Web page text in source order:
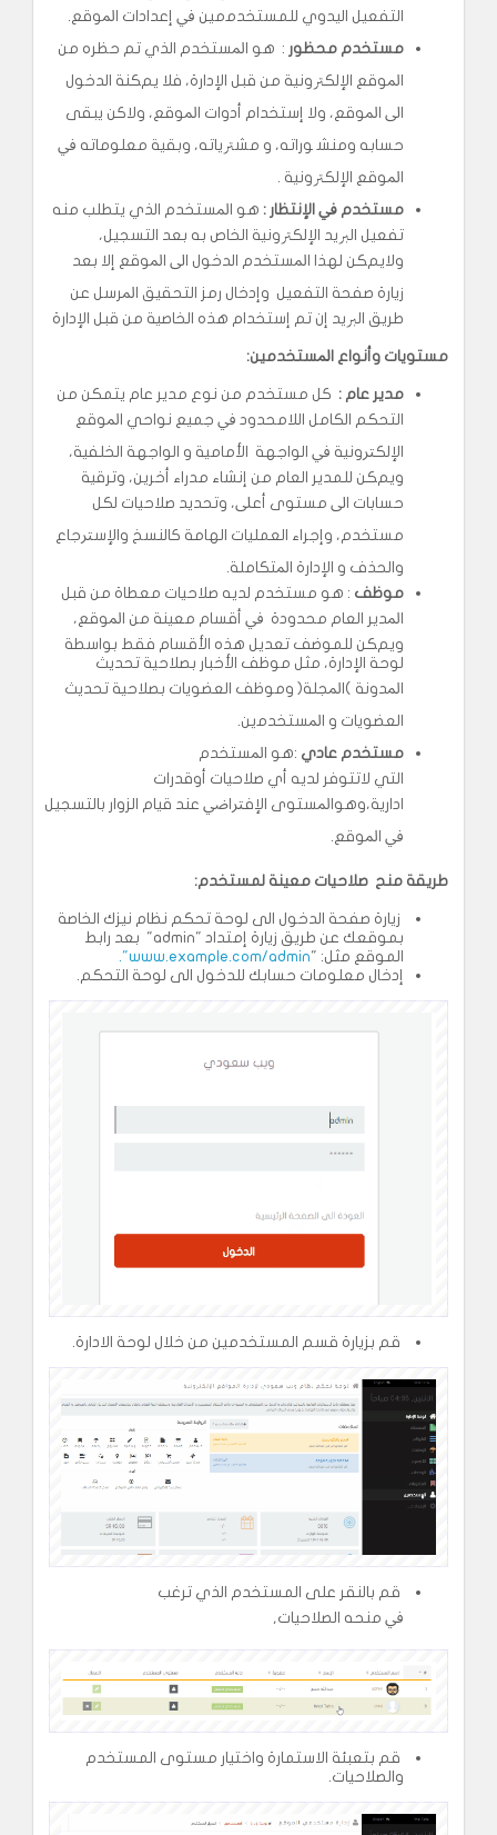
اﻟﺘﻔﻌﻴﻞ اﻟﻴﺪوي ﻟﻠﻤﺴﺘﺨﺪﻣمين ﰲ إﻋﺪادات اﳌﻮﻗﻊ.
ﻣﺴﺘﺨﺪم ﻣﺤﻈﻮر : ﻫﻮ اﳌﺴﺘﺨﺪم اﻟﺬي ﺗﻢ ﺣﻈﺮه ﻣﻦ
اﳌﻮﻗﻊ اﻹﻟﻜﱰونية ﻣﻦ ﻗﺒﻞ اﻹدارة، ﻓﻼ يمﻜﻨﺔ اﻟﺪﺧﻮل
اﱃ اﳌﻮﻗﻊ، وﻻ إﺳﺘﺨﺪام أدوات اﳌﻮﻗﻊ، وﻻﻛﻦ ﻳﺒﻘﻰ
ﺣﺴﺎﺑﻪ وﻣﻨﺸ ﻮراﺗﻪ، و ﻣﺸﱰﻳﺎﺗﻪ، وﺑﻘﻴﺔ ﻣﻌﻠﻮﻣﺎﺗﻪ ﰲ
اﳌﻮﻗﻊ اﻹﻟﻜﱰونية .
ﻣﺴﺘﺨﺪم ﰲ اﻹﻧﺘﻈﺎر : ﻫﻮ اﳌﺴﺘﺨﺪم اﻟﺬي ﻳﺘﻄﻠﺐ ﻣﻨﻪ
ﺗﻔﻌﻴﻞ اﻟﱪﻳﺪ اﻹﻟﻜﱰونية اﻟﺨﺎص ﺑﻪ ﺑﻌﺪ اﻟﺘﺴﺠﻴﻞ،
وﻻيمﻜﻦ ﻟﻬﺬا اﳌﺴﺘﺨﺪم اﻟﺪﺧﻮل اﱃ اﳌﻮﻗﻊ إﻻ ﺑﻌﺪ
زﻳﺎرة ﺻﻔﺤﺔ اﻟﺘﻔﻌﻴﻞ وإدﺧﺎل رﻣﺰ اﻟﺘﺤﻘﻴﻖ اﳌﺮﺳﻞ ﻋﻦ
ﻃﺮﻳﻖ اﻟﱪﻳﺪ إن ﺗﻢ إﺳﺘﺨﺪام ﻫﺬه اﻟﺨﺎﺻﻴﺔ ﻣﻦ ﻗﺒﻞ اﻹدارة
ﻣﺴﺘﻮﻳﺎت وأﻧﻮاع ا ﳌﺴﺘﺨﺪمين:
ﻣﺪﻳﺮ ﻋﺎم : ﻛﻞ ﻣﺴﺘﺨﺪم ﻣﻦ ﻧﻮع ﻣﺪﻳﺮ ﻋﺎم ﻳﺘﻤﻜﻦ ﻣﻦ
اﻟﺘﺤﻜﻢ اﻟﻜﺎﻣﻞ اﻟﻼﻣﺤﺪود ﰲ ﺟﻤﻴﻊ ﻧﻮاﺣﻲ اﳌﻮﻗﻊ
اﻹﻟﻜﱰونية ﰲ اﻟﻮاﺟﻬﺔ اﻷﻣﺎﻣﻴﺔ و اﻟﻮاﺟﻬﺔ اﻟﺨﻠﻔﻴﺔ،
ويمﻜﻦ ﻟﻠﻤﺪﻳﺮ اﻟﻌﺎم ﻣﻦ إﻧﺸﺎء ﻣﺪراء أﺧﺮﻳﻦ، وﺗﺮﻗﻴﺔ
ﺣﺴﺎﺑﺎت اﱃ ﻣﺴﺘﻮى أﻋﲆ، وﺗﺤﺪﻳﺪ ﺻﻼﺣﻴﺎت ﻟﻜﻞ
ﻣﺴﺘﺨﺪم، وإﺟﺮاء اﻟﻌﻤﻠﻴﺎت اﻟﻬﺎﻣﺔ ﻛﺎﻟﻨﺴﺦ واﻹﺳﱰﺟﺎع
واﻟﺤﺬف و اﻹدارة اﳌﺘﻜﺎﻣﻠﺔ.
ﻣﻮﻇﻒ : ﻫﻮ ﻣﺴﺘﺨﺪم ﻟﺪﻳﻪ ﺻﻼﺣﻴﺎت ﻣﻌﻄﺎة ﻣﻦ ﻗﺒﻞ
اﳌﺪﻳﺮ اﻟﻌﺎم ﻣﺤﺪودة ﰲ أﻗﺴﺎم ﻣﻌﻴﻨﺔ ﻣﻦ اﳌﻮﻗﻊ،
ويمﻜﻦ ﻟﻠﻤﻮﺿﻒ ﺗﻌﺪﻳﻞ ﻫﺬه اﻷﻗﺴﺎم ﻓﻘﻂ ﺑﻮاﺳﻄﺔ
ﻟﻮﺣﺔ اﻹدارة، ﻣﺜﻞ ﻣﻮﻇﻒ اﻷﺧﺒﺎر ﺑﺼﻼﺣﻴﺔ ﺗﺤﺪﻳﺚ
اﳌﺪوﻧﺔ )اﳌﺠﻠﺔ( وﻣﻮﻇﻒ اﻟﻌﻀﻮﻳﺎت ﺑﺼﻼﺣﻴﺔ ﺗﺤﺪﻳﺚ
اﻟﻌﻀﻮﻳﺎت و اﳌﺴﺘﺨﺪﻣين.
مستخدم عادي :ﻫﻮ اﳌﺴﺘﺨﺪم
التي ﻻﺗﺘﻮﻓﺮ ﻟﺪﻳﻪ أي ﺻﻼﺣﻴﺎت أوﻗﺪرات
ادارية،وﻫﻮاﳌﺴﺘﻮى اﻹﻓﱰاﴈ ﻋﻨﺪ ﻗﻴﺎم اﻟﺰوار ﺑﺎﻟﺘﺴﺠﻴﻞ
ﰲ اﳌﻮﻗﻊ.
طريقة منح صلاحيات معينة لمستخدم:
زيارة صفحة الدخول الى لوحة تحكم نظام نيزك الخاصة
بموقعك عن طريق زيارة إمتداد "admin" بعد رابط
الموقع مثل: "www.example.com/admin".
إدخال معلومات حسابك للدخول الى لوحة التحكم.
قم بزيارة قسم المستخدمين من خلال لوحة الادارة.
قم بالنقر على المستخدم الذي ﺗﺮﻏﺐ
ﰲ ﻣﻨﺤﻪ اﻟﺼﻼﺣﻴﺎت,
قم بتعبئة الاستمارة واختيار مستوى المستخدم
والصلاحيات.